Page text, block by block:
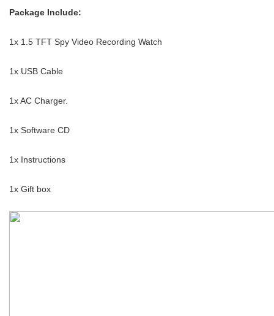
Package Include:
1x 1.5 TFT Spy Video Recording Watch
1x USB Cable
1x AC Charger.
1x Software CD
1x Instructions
1x Gift box